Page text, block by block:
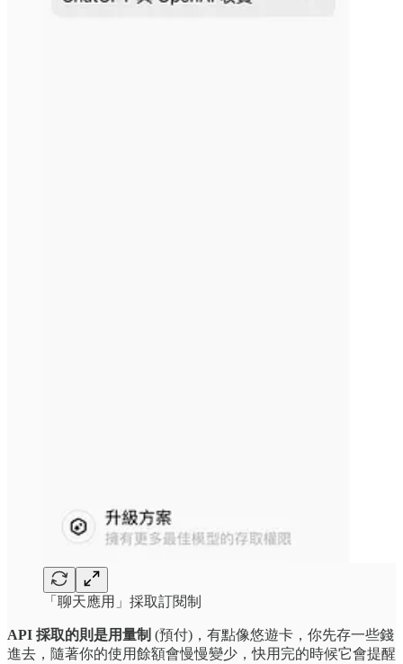
「聊天應用」採取訂閱制
API 採取的則是用量制 (預付)，有點像悠遊卡，你先存一些錢
進去，隨著你的使用餘額會慢慢變少，快用完的時候它會提醒